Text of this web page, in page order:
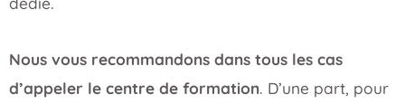
d’appeler le centre de formation. D’une part, pour
vous assurer des détails complets liés au